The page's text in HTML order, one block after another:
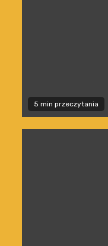
5 min przeczytania